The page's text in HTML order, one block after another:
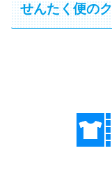
せんたく便の